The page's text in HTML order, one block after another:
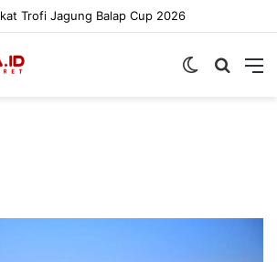
Trofi Jagung Balap Cup 2026
Search
Switch